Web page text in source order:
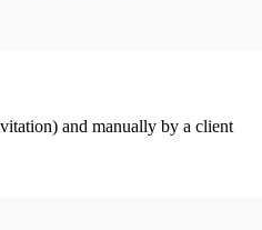
and manually by a client